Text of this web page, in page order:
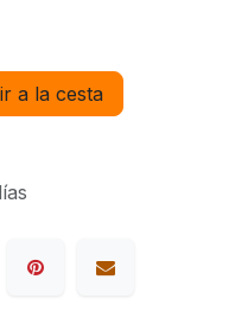
a la cesta